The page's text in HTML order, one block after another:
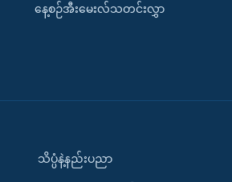
နေ့စဉ်အီးမေးလ်သတင်းလွှာ
သိပ္ပံနဲ့နည်းပညာ